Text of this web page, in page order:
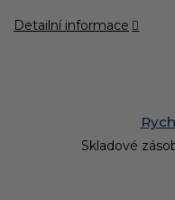
Detailní informace
Skladové